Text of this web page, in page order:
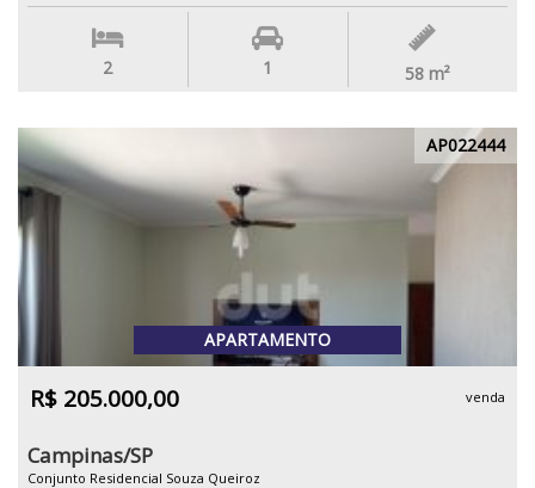
2 1 58 m²
AP022444
APARTAMENTO
R$ 205.000,00 venda
Campinas/SP
Conjunto Residencial Souza Queiroz